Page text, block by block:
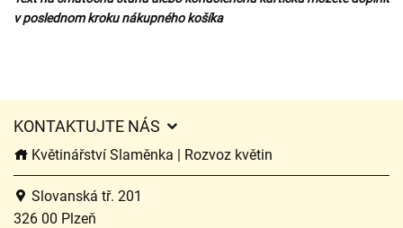
v poslednom kroku nákupného košíka
KONTAKTUJTE NÁS
Květinářství Slaměnka | Rozvoz květin
Slovanská tř. 201
326 00 Plzeň